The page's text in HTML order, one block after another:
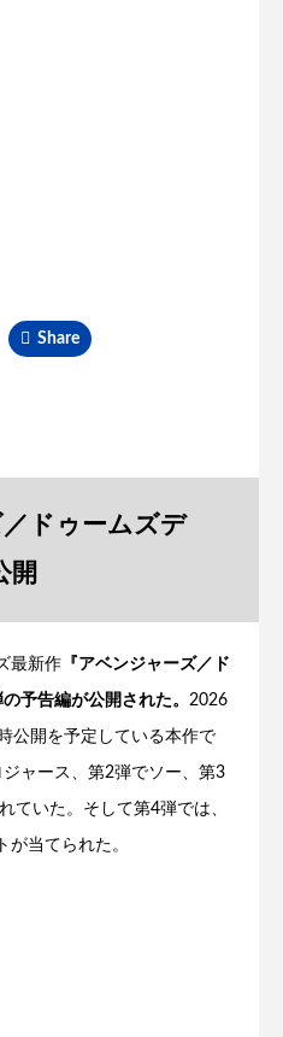
Share
／ドゥームズデ
開
最新作 『アベンジャーズ／ド
予告編が公開された。 2026
公開を予定している本作で
ャース、第2弾でソー、第3
ていた。そして第4弾では、
が当てられた。